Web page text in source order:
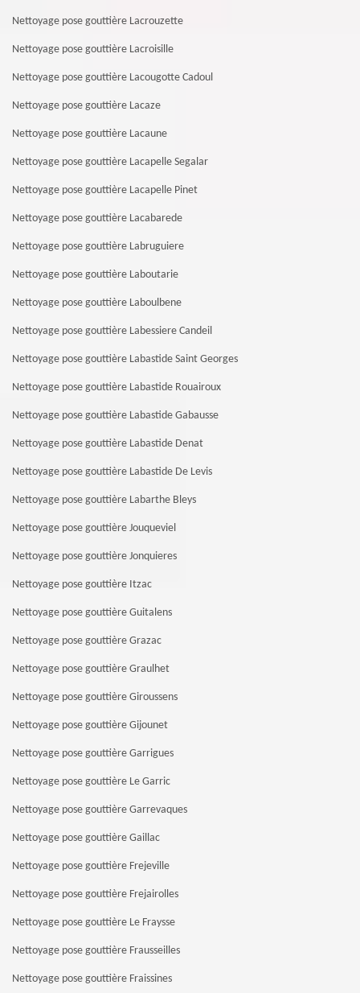
Nettoyage pose gouttière Lacrouzette
Nettoyage pose gouttière Lacroisille
Nettoyage pose gouttière Lacougotte Cadoul
Nettoyage pose gouttière Lacaze
Nettoyage pose gouttière Lacaune
Nettoyage pose gouttière Lacapelle Segalar
Nettoyage pose gouttière Lacapelle Pinet
Nettoyage pose gouttière Lacabarede
Nettoyage pose gouttière Labruguiere
Nettoyage pose gouttière Laboutarie
Nettoyage pose gouttière Laboulbene
Nettoyage pose gouttière Labessiere Candeil
Nettoyage pose gouttière Labastide Saint Georges
Nettoyage pose gouttière Labastide Rouairoux
Nettoyage pose gouttière Labastide Gabausse
Nettoyage pose gouttière Labastide Denat
Nettoyage pose gouttière Labastide De Levis
Nettoyage pose gouttière Labarthe Bleys
Nettoyage pose gouttière Jouqueviel
Nettoyage pose gouttière Jonquieres
Nettoyage pose gouttière Itzac
Nettoyage pose gouttière Guitalens
Nettoyage pose gouttière Grazac
Nettoyage pose gouttière Graulhet
Nettoyage pose gouttière Giroussens
Nettoyage pose gouttière Gijounet
Nettoyage pose gouttière Garrigues
Nettoyage pose gouttière Le Garric
Nettoyage pose gouttière Garrevaques
Nettoyage pose gouttière Gaillac
Nettoyage pose gouttière Frejeville
Nettoyage pose gouttière Frejairolles
Nettoyage pose gouttière Le Fraysse
Nettoyage pose gouttière Frausseilles
Nettoyage pose gouttière Fraissines